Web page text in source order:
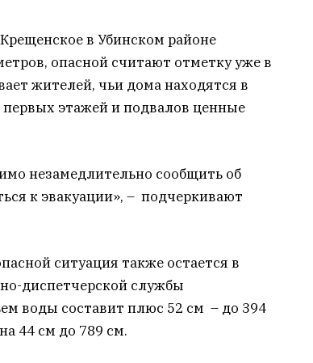
в Убинском районе
опасной считают отметку уже в
жителей, чьи дома находятся в
этажей и подвалов ценные
незамедлительно сообщить об
к эвакуации», – подчеркивают
ситуация также остается в
диспетчерской службы
воды составит плюс 52 см – до 394
44 см до 789 см.